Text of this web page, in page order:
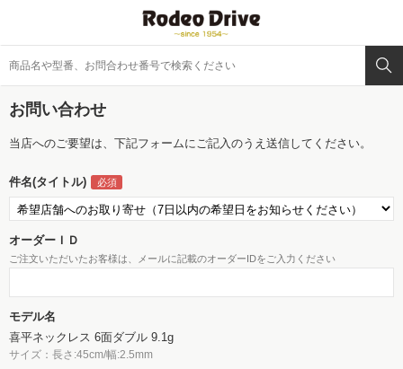
お問い合わせ
当店へのご要望は、下記フォームにご記入のうえ送信してください。
件名(タイトル)
オーダーＩＤ
ご注文いただいたお客様は、メールに記載のオーダーIDをご入力ください
モデル名
喜平ネックレス 6面ダブル 9.1g
サイズ：長さ:45cm/幅:2.5mm